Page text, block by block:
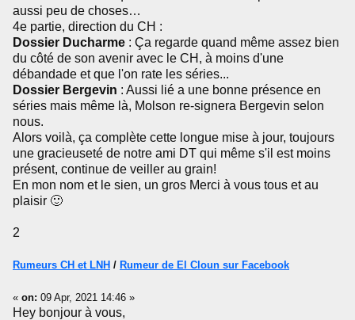
aussi peu de choses…
4e partie, direction du CH :
Dossier Ducharme : Ça regarde quand même assez bien
du côté de son avenir avec le CH, à moins d'une
débandade et que l'on rate les séries...
Dossier Bergevin : Aussi lié a une bonne présence en
séries mais même là, Molson re-signera Bergevin selon
nous.
Alors voilà, ça complète cette longue mise à jour, toujours
une gracieuseté de notre ami DT qui même s'il est moins
présent, continue de veiller au grain!
En mon nom et le sien, un gros Merci à vous tous et au
plaisir 🙂
2
Rumeurs CH et LNH / Rumeur de El Cloun sur Facebook
« on: 09 Apr, 2021 14:46 »
Hey bonjour à vous,